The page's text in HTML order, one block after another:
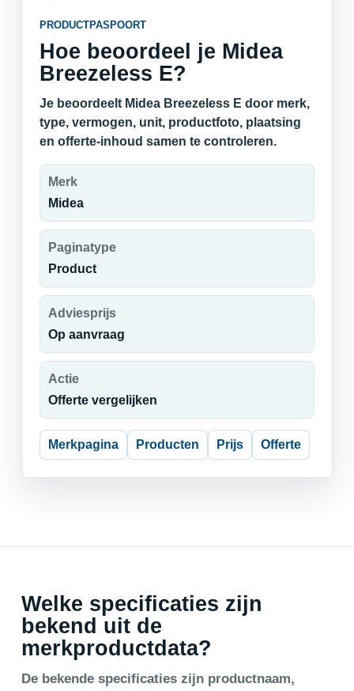
PRODUCTPASPOORT
Hoe beoordeel je Midea
Breezeless E?
Je beoordeelt Midea Breezeless E door merk,
type, vermogen, unit, productfoto, plaatsing
en offerte-inhoud samen te controleren.
Merk
Midea
Paginatype
Product
Adviesprijs
Op aanvraag
Actie
Offerte vergelijken
Merkpagina Producten Prijs Offerte
Welke specificaties zijn
bekend uit de
merkproductdata?
De bekende specificaties zijn productnaam,